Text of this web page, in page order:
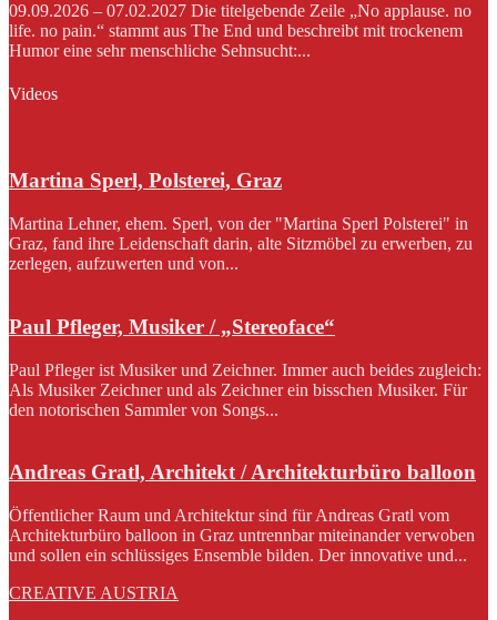
09.09.2026 – 07.02.2027 Die titelgebende Zeile „No applause. no
life. no pain.“ stammt aus The End und beschreibt mit trockenem
Humor eine sehr menschliche Sehnsucht:...
Videos
Martina Sperl, Polsterei, Graz
Martina Lehner, ehem. Sperl, von der "Martina Sperl Polsterei" in
Graz, fand ihre Leidenschaft darin, alte Sitzmöbel zu erwerben, zu
zerlegen, aufzuwerten und von...
Paul Pfleger, Musiker / „Stereoface“
Paul Pfleger ist Musiker und Zeichner. Immer auch beides zugleich:
Als Musiker Zeichner und als Zeichner ein bisschen Musiker. Für
den notorischen Sammler von Songs...
Andreas Gratl, Architekt / Architekturbüro balloon
Öffentlicher Raum und Architektur sind für Andreas Gratl vom
Architekturbüro balloon in Graz untrennbar miteinander verwoben
und sollen ein schlüssiges Ensemble bilden. Der innovative und...
CREATIVE AUSTRIA